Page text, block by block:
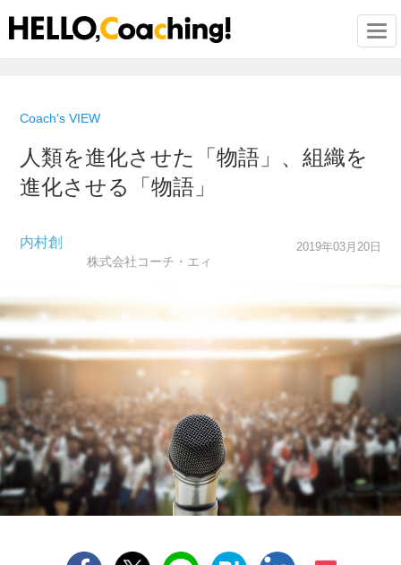
Coach's VIEW
人類を進化させた「物語」、組織を
進化させる「物語」
内村創
株式会社コーチ・エィ
2019年03月20日